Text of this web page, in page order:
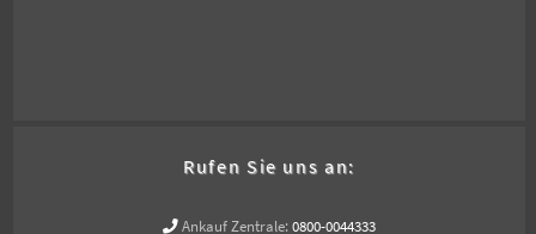
Rufen Sie uns an:
Ankauf Zentrale: 0800-0044333